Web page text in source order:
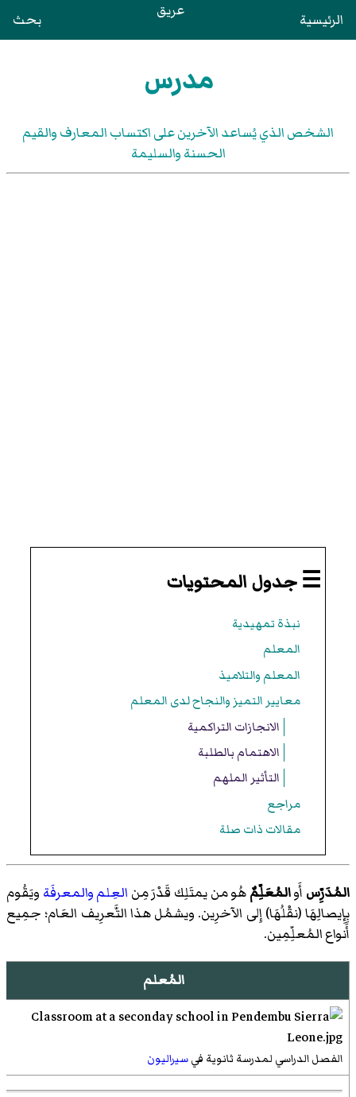
الرئيسية عريق بحث
مدرس
الشخص الذي يُساعد الآخرين على اكتساب المعارف والقيم
الحسنة والسليمة
☰ جدول المحتويات
نبذة تمهيدية
المعلم
المعلم والتلاميذ
معايير التميز والنجاح لدى المعلم
الانجازات التراكمية
الاهتمام بالطلبة
التأثير الملهم
مراجع
مقالات ذات صلة
المُدَرِّس أَوالمُعَلِّمٌهُو من يمتَلِك قَدْرَ مِن العِلموالمعرفَة ويَقُوم
بِإِيصالِهَا (نقْلُهَا) إِلى الآخرِين. ويشمُل هذا التَّعرِيف العَام؛ جمِيع
أَنواع المُعلِّمِين.
المُعلم
الفصل الدراسي لمدرسة ثانوية فيسيراليون